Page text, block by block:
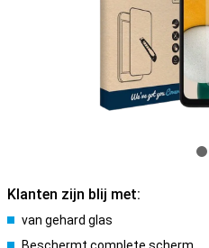
Klanten zijn blij met:
van gehard glas